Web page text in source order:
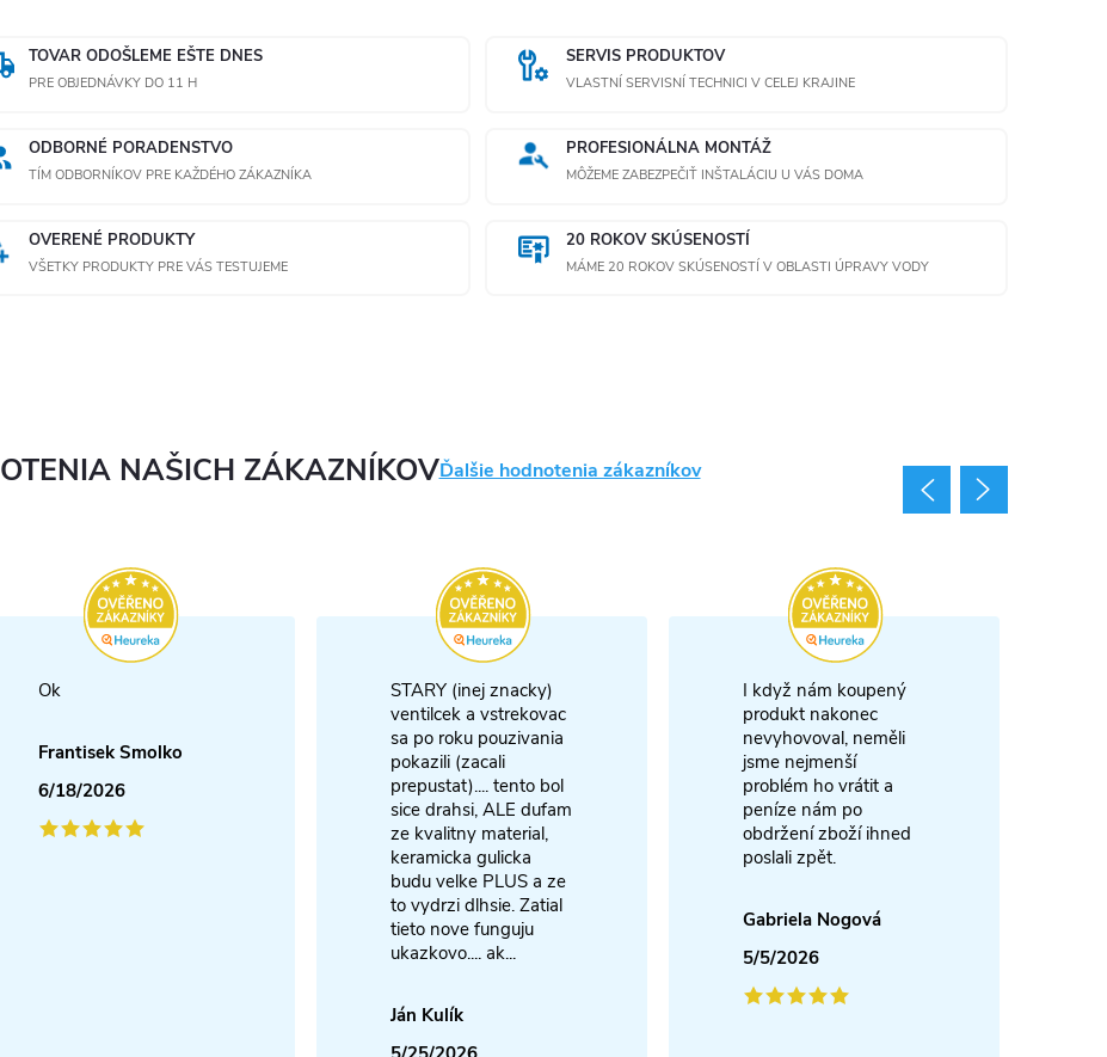
TOVAR ODOŠLEME EŠTE DNES
PRE OBJEDNÁVKY DO 11 H
SERVIS PRODUKTOV
VLASTNÍ SERVISNÍ TECHNICI V CELEJ KRAJINE
ODBORNÉ PORADENSTVO
TÍM ODBORNÍKOV PRE KAŽDÉHO ZÁKAZNÍKA
PROFESIONÁLNA MONTÁŽ
MÔŽEME ZABEZPEČIŤ INŠTALÁCIU U VÁS DOMA
OVERENÉ PRODUKTY
VŠETKY PRODUKTY PRE VÁS TESTUJEME
20 ROKOV SKÚSENOSTÍ
MÁME 20 ROKOV SKÚSENOSTÍ V OBLASTI ÚPRAVY VODY
NAŠICH ZÁKAZNÍKOVĎalšie hodnotenia zákazníkov
Ok
Frantisek Smolko
6/18/2026
STARY (inej znacky)
ventilcek a vstrekovac
sa po roku pouzivania
pokazili (zacali
prepustat).... tento bol
sice drahsi, ALE dufam
ze kvalitny material,
keramicka gulicka
budu velke PLUS a ze
to vydrzi dlhsie. Zatial
tieto nove funguju
ukazkovo.... ak...
Ján Kulík
I když nám koupený
produkt nakonec
nevyhovoval, neměli
jsme nejmenší
problém ho vrátit a
peníze nám po
obdržení zboží ihned
poslali zpět.
Gabriela Nogová
5/5/2026